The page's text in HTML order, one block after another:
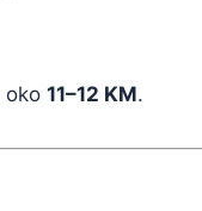
oko 11–12 KM.